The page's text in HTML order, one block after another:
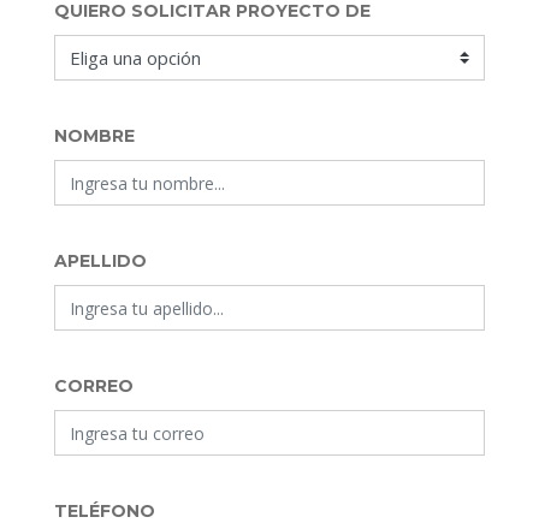
QUIERO SOLICITAR PROYECTO DE
NOMBRE
APELLIDO
CORREO
TELÉFONO